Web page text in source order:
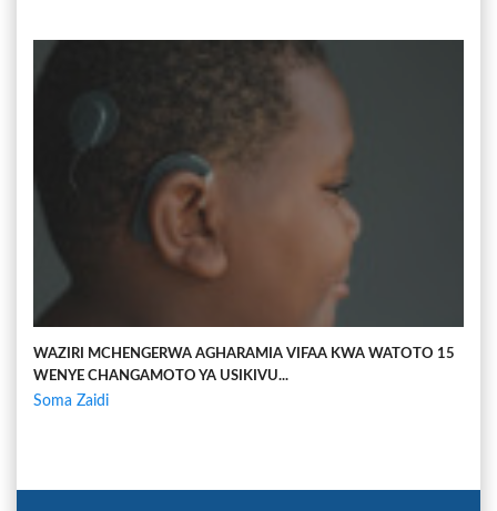
WAZIRI MCHENGERWA AGHARAMIA VIFAA KWA WATOTO 15
WENYE CHANGAMOTO YA USIKIVU...
Soma Zaidi